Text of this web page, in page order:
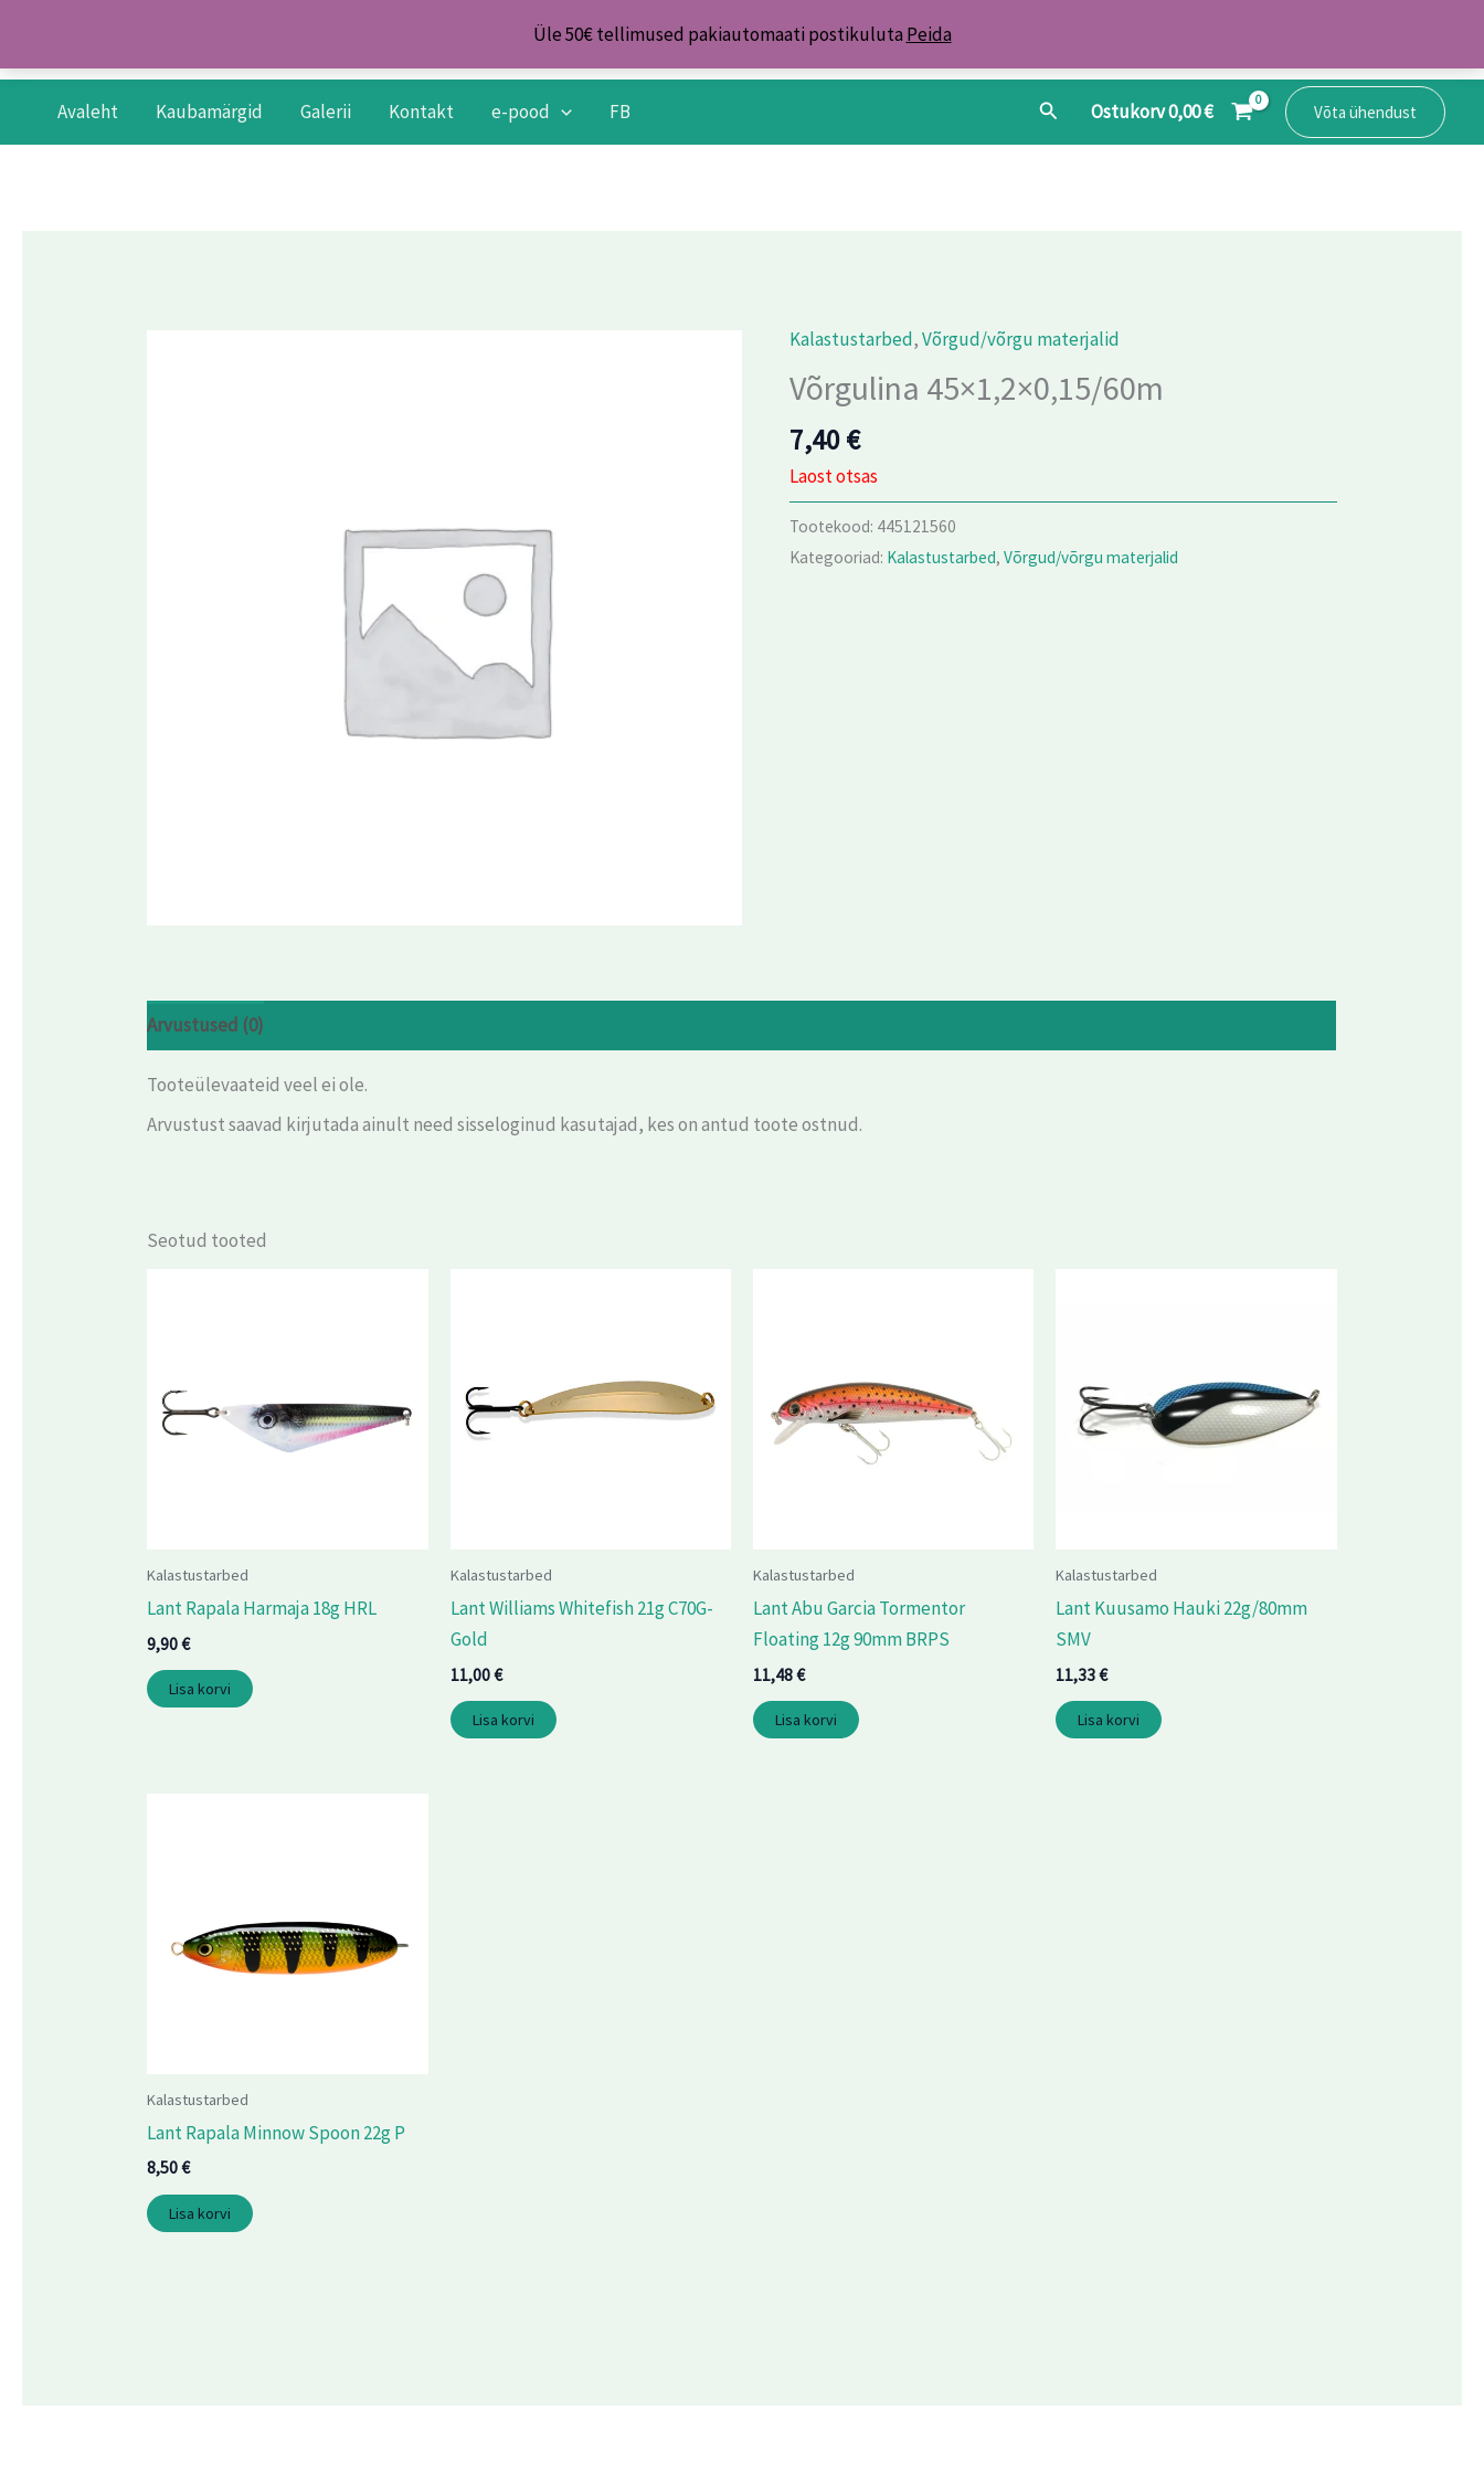
Üle 50€ tellimused pakiautomaati postikuluta Peida
content
Avaleht
Kaubamärgid Galerii Kontakt e-pood FB SearchOstukorv0,00€ Võta ühendust
Kalastustarbed,Võrgud/võrgu materjalid
Võrgulina 45×1,2×0,15/60m
7,40€
Laost otsas
Tootekood: 445121560
Kategooriad: Kalastustarbed,Võrgud/võrgu materjalid
Arvustused (0)
Tooteülevaateid veel ei ole.
Arvustust saavad kirjutada ainult need sisseloginud kasutajad, kes on antud toote ostnud.
Seotud tooted
Kalastustarbed
Lant Rapala Harmaja 18g HRL
9,90€
Lisa korvi
Kalastustarbed
Lant Williams Whitefish 21g C70G-
Gold
11,00€
Lisa korvi
Kalastustarbed
Lant Abu Garcia Tormentor
Floating 12g 90mm BRPS
11,48€
Lisa korvi
Kalastustarbed
Lant Kuusamo Hauki 22g/80mm
SMV
11,33€
Lisa korvi
Kalastustarbed
Lant Rapala Minnow Spoon 22g P
8,50€
Lisa korvi